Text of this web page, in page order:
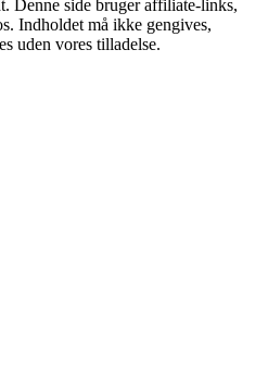
Denne side bruger affiliate-links,
Indholdet må ikke gengives,
uden vores tilladelse.